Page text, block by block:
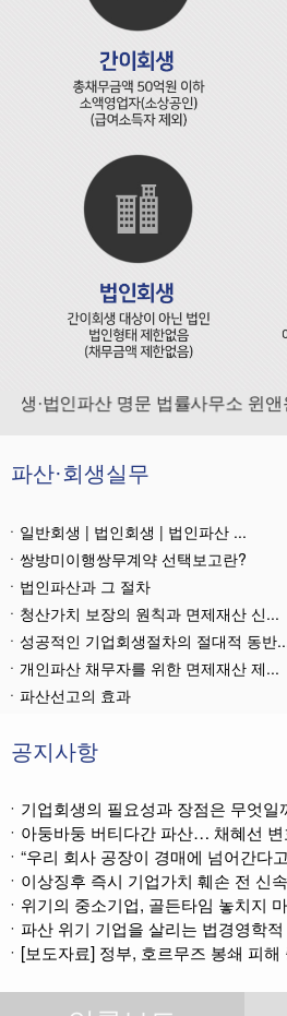
·법인파산 명문 법률사무소 윈앤윈
파산·회생실무
ㆍ일반회생 | 법인회생 | 법인파산 ...
ㆍ쌍방미이행쌍무계약 선택보고란?
ㆍ법인파산과 그 절차
ㆍ청산가치 보장의 원칙과 면제재산 신...
ㆍ성공적인 기업회생절차의 절대적 동반
ㆍ개인파산 채무자를 위한 면제재산 제...
ㆍ파산선고의 효과
ㆍ법인파산재단의 자산 양수
ㆍ법인파산절차를 통한 대표이사의 면책
ㆍ법인파산 후 이사의 연대보증책임 해...
ㆍ법인파산절차와 기업회생절차 개요
ㆍ개인회생재단채권(우선권이 있는 채권
ㆍ개인회생재단이란?
ㆍ개인회생채권이란?
ㆍ가용소득이란?
ㆍ회생신청 후 경매절차 정지신청은?
공지사항
ㆍ기업회생의 필요성과 장점은 무엇일
ㆍ아둥바둥 버티다간 파산… 채혜선
ㆍ“우리 회사 공장이 경매에 넘어간다
ㆍ이상징후 즉시 기업가치 훼손 전 신
ㆍ위기의 중소기업, 골든타임 놓치지
ㆍ파산 위기 기업을 살리는 법경영학
ㆍ[보도자료] 정부, 호르무즈 봉쇄 피해